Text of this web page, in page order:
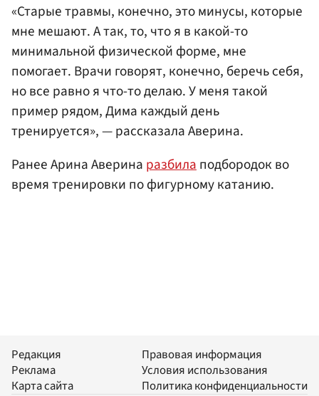
«Старые травмы, конечно, это минусы, которые
мне мешают. А так, то, что я в какой-то
минимальной физической форме, мне
помогает. Врачи говорят, конечно, беречь себя,
но все равно я что-то делаю. У меня такой
пример рядом, Дима каждый день
тренируется», — рассказала Аверина.
Ранее Арина Аверина разбилаподбородок во
время тренировки по фигурному катанию.
Редакция
Реклама
Карта сайта
Правовая информация
Условия использования
Политика конфиденциальности